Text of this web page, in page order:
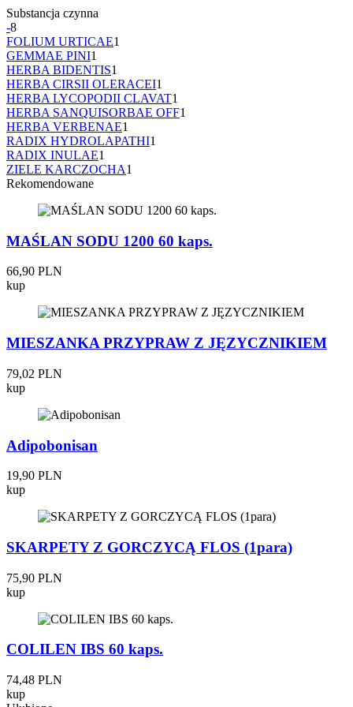
Substancja czynna
-8
FOLIUM URTICAE1
GEMMAE PINI1
HERBA BIDENTIS1
HERBA CIRSII OLERACEI1
HERBA LYCOPODII CLAVAT1
HERBA SANQUISORBAE OFF1
HERBA VERBENAE1
RADIX HYDROLAPATHI1
RADIX INULAE1
ZIELE KARCZOCHA1
Rekomendowane
MAŚLAN SODU 1200 60 kaps.
66,90 PLN
kup
MIESZANKA PRZYPRAW Z JĘZYCZNIKIEM
79,02 PLN
kup
Adipobonisan
19,90 PLN
kup
SKARPETY Z GORCZYCĄ FLOS (1para)
75,90 PLN
kup
COLILEN IBS 60 kaps.
74,48 PLN
kup